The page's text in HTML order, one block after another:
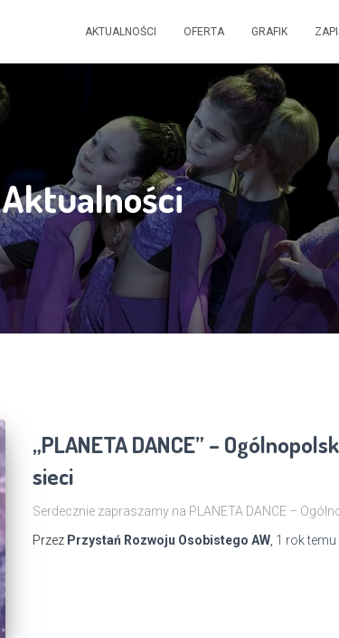
AKTUALNOŚCI OFERTA GRAFIK
Aktualności
„PLANETA DANCE” –
sieci
Serdecznie zapraszamy na PLANETA DANCE –
Przez Przystań Rozwoju Osobistego AW, 1 roktemu